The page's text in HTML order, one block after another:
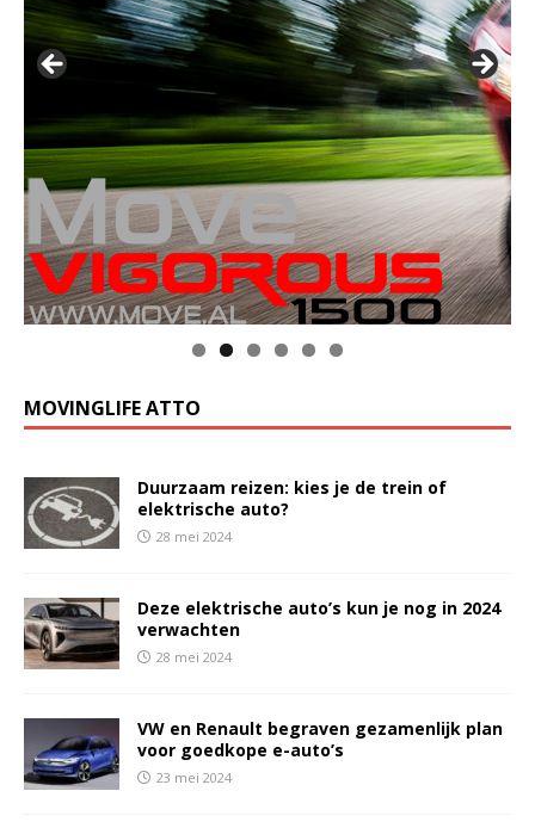
MOVINGLIFE ATTO
Duurzaam reizen: kies je de trein of
elektrische auto?
28 mei 2024
Deze elektrische auto’s kun je nog in 2024
verwachten
28 mei 2024
VW en Renault begraven gezamenlijk plan
voor goedkope e-auto’s
23 mei 2024